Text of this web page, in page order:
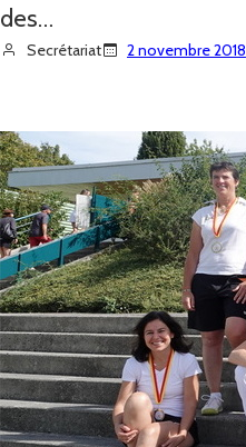
des…
Secrétariat 2 novembre 2018